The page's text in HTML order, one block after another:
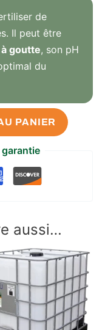
de
Il peut être
goutte, son pH
du
PANIER
aussi…